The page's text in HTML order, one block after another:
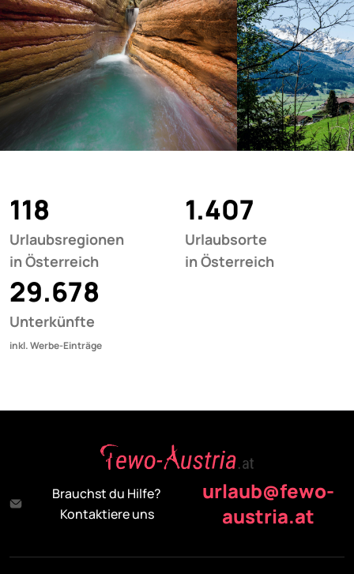
118
Urlaubsregionen
in Österreich
1.407
Urlaubsorte
in Österreich
29.678
Unterkünfte
inkl. Werbe-Einträge
Brauchst du Hilfe?
Kontaktiere uns
urlaub@fewo-
austria.at